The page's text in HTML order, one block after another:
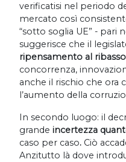
verificatisi nel periodo
mercato così
“sotto soglia UE” - pari
suggerisce che il
ripensamento al
concorrenza,
anche il rischio che ora
l’aumento della
In secondo luogo: il
grande incertezza
caso per caso. Ciò
Anzitutto là dove